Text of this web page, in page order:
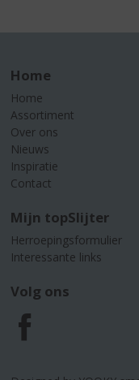
Home
Home
Assortiment
Over ons
Nieuws
Inspiratie
Contact
Mijn topSlijter
Herroepingsformulier
Interessante links
Volg ons
F
a